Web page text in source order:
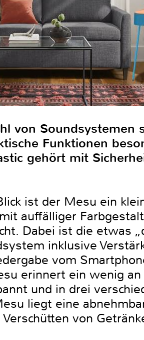
von
Funktionen
gehört mit
ist der Mesu ein
auffälliger
Dabei ist die etwas
inklusive
vom
erinnert ein wenig
und in drei
liegt eine
von